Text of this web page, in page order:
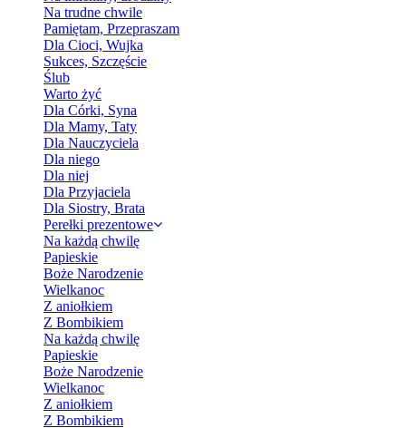
Na trudne chwile
Pamiętam, Przepraszam
Dla Cioci, Wujka
Sukces, Szczęście
Ślub
Warto żyć
Dla Córki, Syna
Dla Mamy, Taty
Dla Nauczyciela
Dla niego
Dla niej
Dla Przyjaciela
Dla Siostry, Brata
Perełki prezentowe
Na każdą chwilę
Papieskie
Boże Narodzenie
Wielkanoc
Z aniołkiem
Z Bombikiem
Na każdą chwilę
Papieskie
Boże Narodzenie
Wielkanoc
Z aniołkiem
Z Bombikiem